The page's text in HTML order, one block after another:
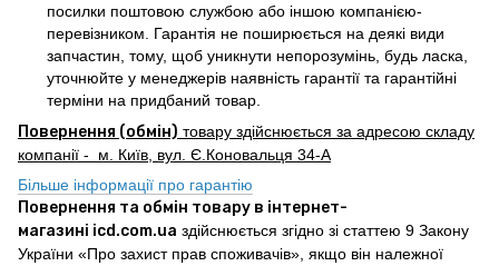
посилки поштовою службою або іншою компанією-
перевізником. Гарантія не поширюється на деякі види
запчастин, тому, щоб уникнути непорозумінь, будь ласка,
уточнюйте у менеджерів наявність гарантії та гарантійні
терміни на придбаний товар.
Повернення (обмін) товару здійснюється за адресою складу
компанії - м. Київ, вул. Є.Коновальця 34-А
Більше інформації про гарантію
Повернення та обмін товару в інтернет-
магазині icd.com.ua здійснюється згідно зі статтею 9 Закону
України «Про захист прав споживачів», якщо він належної